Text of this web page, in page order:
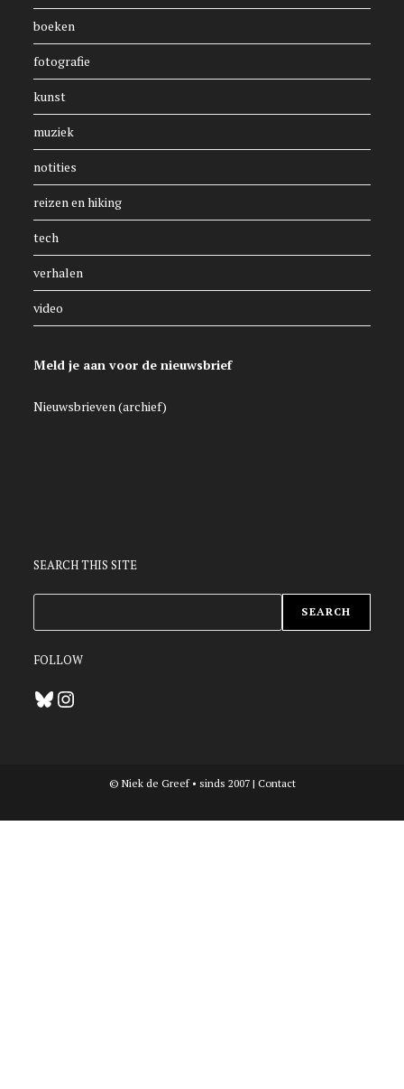
boeken
fotografie
kunst
muziek
notities
reizen en hiking
tech
verhalen
video
Meld je aan voor de nieuwsbrief
Nieuwsbrieven (archief)
SEARCH THIS SITE
SEARCH
FOLLOW
BlueskyInstagram
© Niek de Greef • sinds 2007 | Contact